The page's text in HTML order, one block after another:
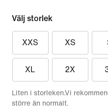
Välj storlek
XXS XS
XL 2X
Liten i storleken.Vi
större än normalt.